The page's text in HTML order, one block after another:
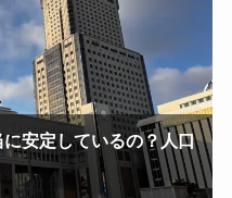
安定しているの？人口